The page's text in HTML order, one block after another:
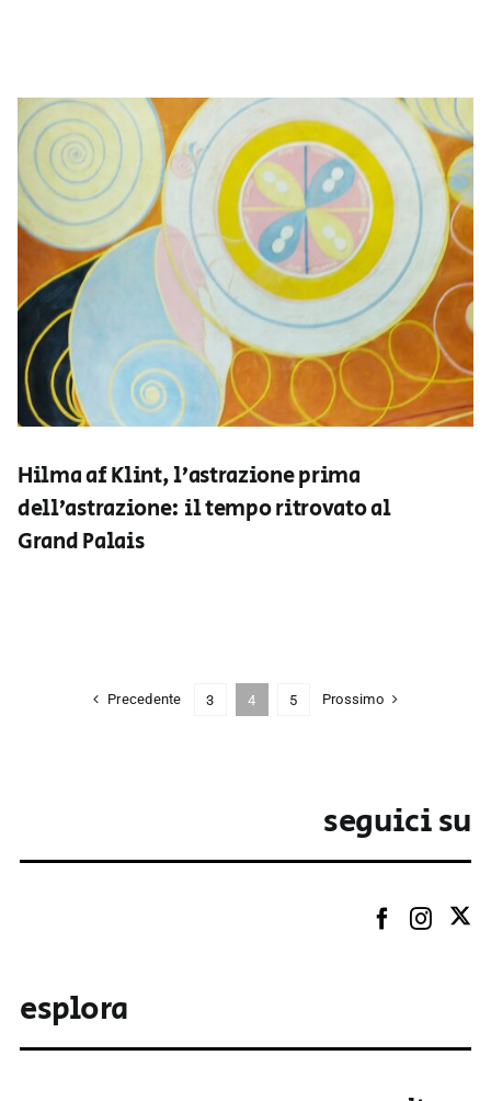
Hilma af Klint, l’astrazione prima
dell’astrazione: il tempo ritrovato al
Grand Palais
Precedente 3 4 5 Prossimo
seguici su
esplora